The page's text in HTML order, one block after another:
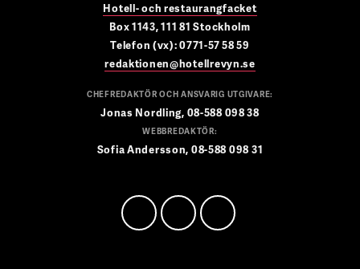
Hotell- och restaurangfacket
Box 1143, 111 81 Stockholm
Telefon (vx): 0771-57 58 59
redaktionen@hotellrevyn.se
CHEFREDAKTÖR OCH ANSVARIG UTGIVARE:
Jonas Nordling, 08-588 098 38
WEBBREDAKTÖR:
Sofia Andersson, 08-588 098 31